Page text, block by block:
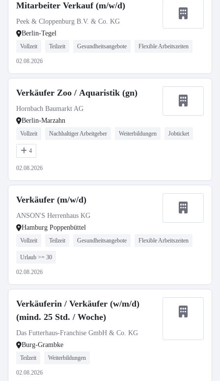
Mitarbeiter Verkauf (m/w/d)
Peek & Cloppenburg B.V. & Co. KG
Berlin-Tegel
Vollzeit Teilzeit Gesundheitsangebote Flexible Arbeitszeiten
02.08.2026
Verkäufer Zoo / Aquaristik (gn)
Hornbach Baumarkt AG
Berlin-Marzahn
Vollzeit Nachhaltiger Arbeitgeber Weiterbildungen Jobticket
4
02.08.2026
Verkäufer (m/w/d)
ANSON'S Herrenhaus KG
Hamburg Poppenbüttel
Vollzeit Teilzeit Gesundheitsangebote Flexible Arbeitszeiten
Urlaub >= 30
02.08.2026
Verkäuferin / Verkäufer (w/m/d)
(mind. 25 Std. / Woche)
Das Futterhaus-Franchise GmbH & Co. KG
Burg-Grambke
Teilzeit Weiterbildungen
02.08.2026